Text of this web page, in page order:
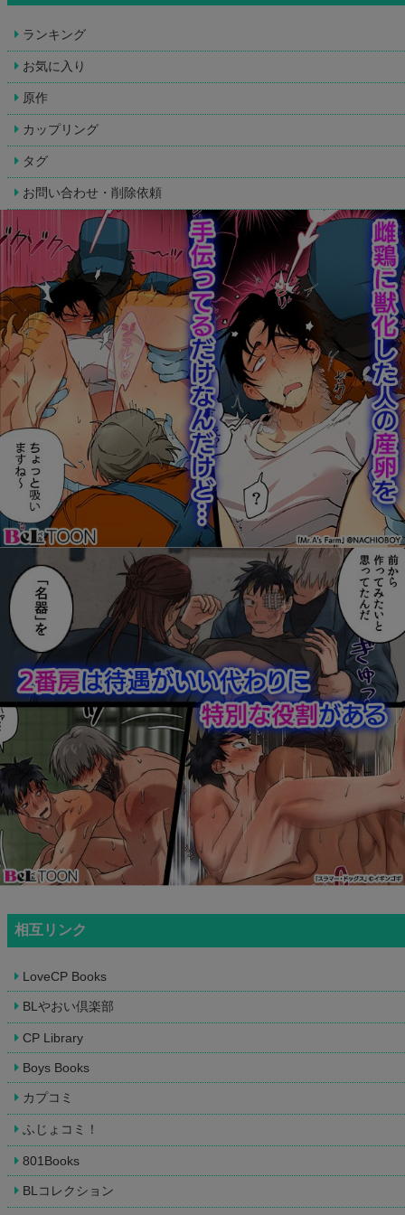
ランキング
お気に入り
原作
カップリング
タグ
お問い合わせ・削除依頼
相互リンク
LoveCP Books
BLやおい倶楽部
CP Library
Boys Books
カプコミ
ふじょコミ！
801Books
BLコレクション